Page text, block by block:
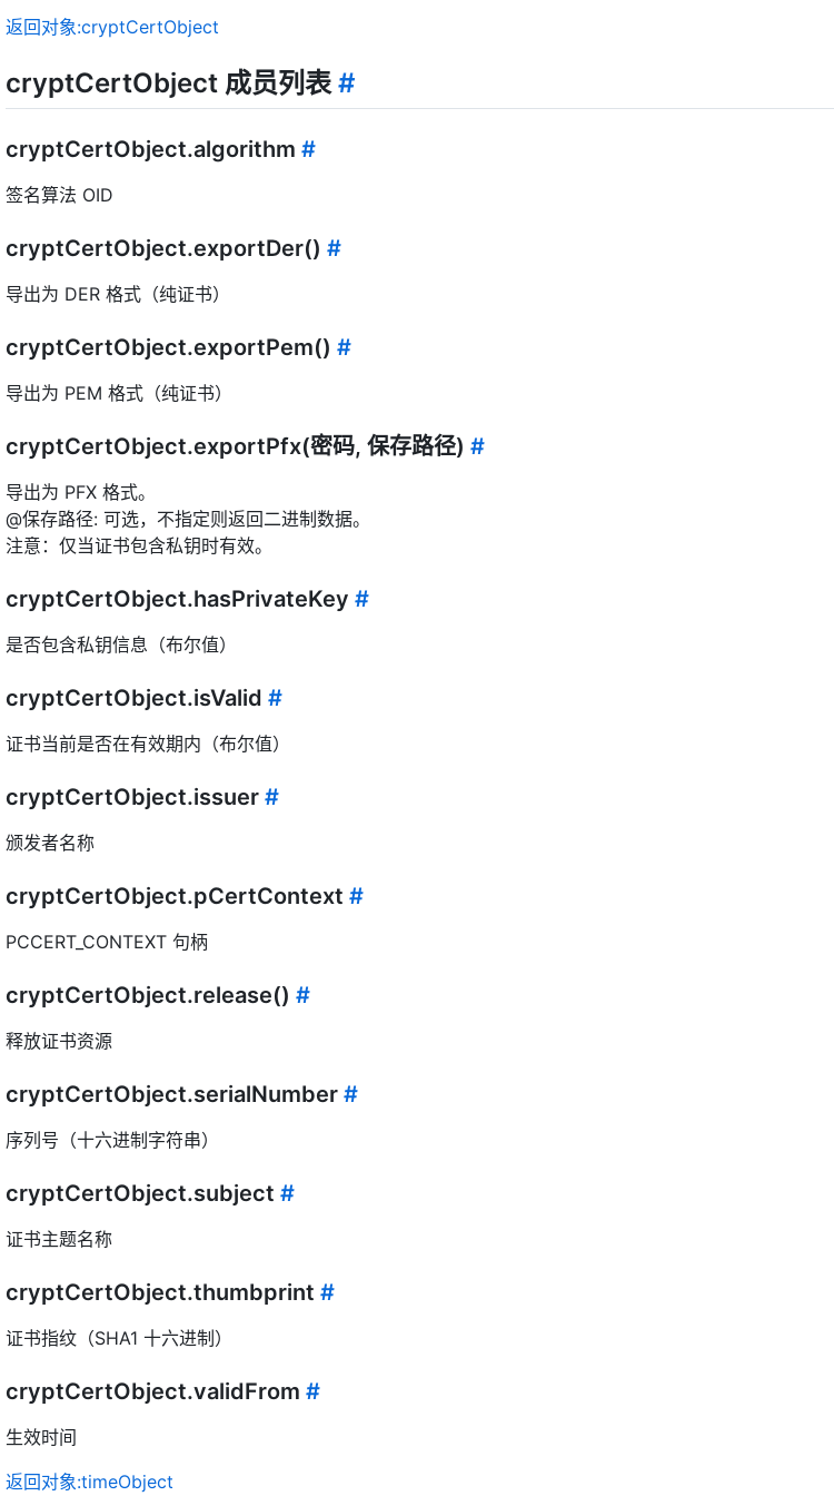
返回对象:cryptCertObject
cryptCertObject 成员列表#
cryptCertObject.algorithm #
签名算法 OID
cryptCertObject.exportDer() #
导出为 DER 格式（纯证书）
cryptCertObject.exportPem() #
导出为 PEM 格式（纯证书）
cryptCertObject.exportPfx(密码, 保存路径) #
导出为 PFX 格式。
@保存路径: 可选，不指定则返回二进制数据。
注意：仅当证书包含私钥时有效。
cryptCertObject.hasPrivateKey #
是否包含私钥信息（布尔值）
cryptCertObject.isValid #
证书当前是否在有效期内（布尔值）
cryptCertObject.issuer #
颁发者名称
cryptCertObject.pCertContext #
PCCERT_CONTEXT 句柄
cryptCertObject.release() #
释放证书资源
cryptCertObject.serialNumber #
序列号（十六进制字符串）
cryptCertObject.subject #
证书主题名称
cryptCertObject.thumbprint #
证书指纹（SHA1 十六进制）
cryptCertObject.validFrom #
生效时间
返回对象:timeObject